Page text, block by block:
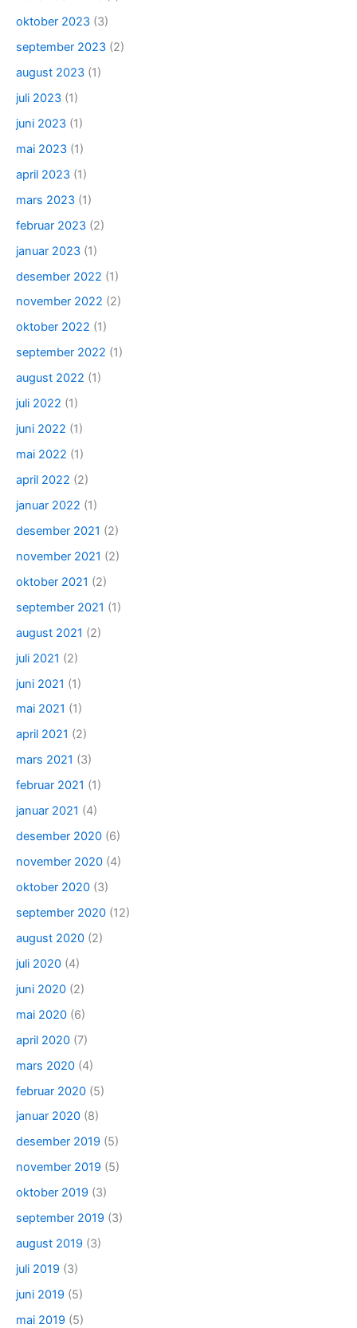
oktober 2023 (3)
september 2023 (2)
august 2023 (1)
juli 2023 (1)
juni 2023 (1)
mai 2023 (1)
april 2023 (1)
mars 2023 (1)
februar 2023 (2)
januar 2023 (1)
desember 2022 (1)
november 2022 (2)
oktober 2022 (1)
september 2022 (1)
august 2022 (1)
juli 2022 (1)
juni 2022 (1)
mai 2022 (1)
april 2022 (2)
januar 2022 (1)
desember 2021 (2)
november 2021 (2)
oktober 2021 (2)
september 2021 (1)
august 2021 (2)
juli 2021 (2)
juni 2021 (1)
mai 2021 (1)
april 2021 (2)
mars 2021 (3)
februar 2021 (1)
januar 2021 (4)
desember 2020 (6)
november 2020 (4)
oktober 2020 (3)
september 2020 (12)
august 2020 (2)
juli 2020 (4)
juni 2020 (2)
mai 2020 (6)
april 2020 (7)
mars 2020 (4)
februar 2020 (5)
januar 2020 (8)
desember 2019 (5)
november 2019 (5)
oktober 2019 (3)
september 2019 (3)
august 2019 (3)
juli 2019 (3)
juni 2019 (5)
mai 2019 (5)